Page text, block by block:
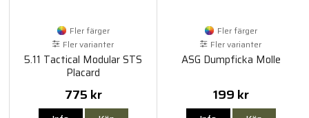
Fler färger
Fler varianter
5.11 Tactical Modular STS
Placard
775 kr
Fler färger
Fler varianter
ASG Dumpficka Molle
199 kr